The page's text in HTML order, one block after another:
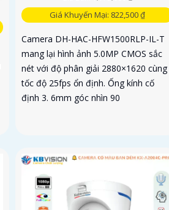
Giá Khuyến Mại: 822,500 ₫
Camera DH-HAC-HFW1500RLP-IL-T
mang lại hình ảnh 5.0MP CMOS sắc
nét với độ phân giải 2880×1620 cùng
tốc độ 25fps ổn định. Ống kính cố
định 3. 6mm góc nhìn 90